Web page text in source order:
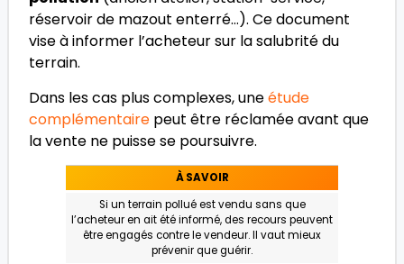
réservoir de mazout enterré…). Ce document
vise à informer l’acheteur sur la salubrité du
terrain.
Dans les cas plus complexes, uneétude
complémentaire peut être réclamée avant que
la vente ne puisse se poursuivre.
À SAVOIR
Si un terrain pollué est vendu sans que
l’acheteur en ait été informé, des recours peuvent
être engagés contre le vendeur. Il vaut mieux
prévenir que guérir.